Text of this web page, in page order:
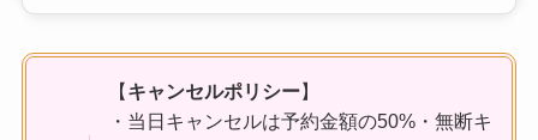
【 キャンセルポリシー】
・当日キャンセルは予約金額の50%・無断キ